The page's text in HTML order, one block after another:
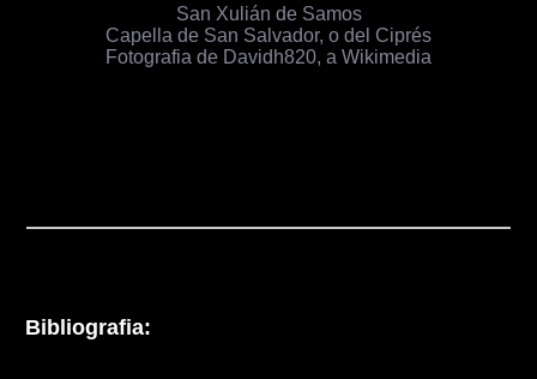
San Xulián de Samos
Capella de San Salvador, o del Ciprés
Fotografia de Davidh820, a Wikimedia
Bibliografia: